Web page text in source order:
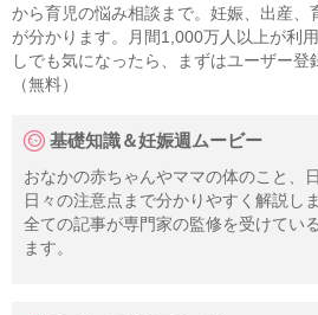
から育児の悩み相談まで。妊娠、出産、
が分かります。月間1,000万人以上が利
しでも気になったら、まずはユーザー登
（無料）
基礎知識＆妊娠週ムービー
おなかの赤ちゃんやママの体のこと、
日々の注意点まで分かりやすく解説しま
全ての記事が専門家の監修を受けてい
ます。